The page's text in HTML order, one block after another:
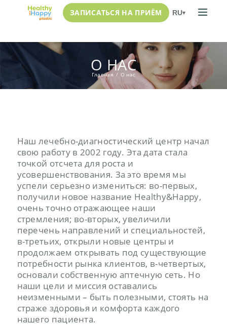
ЗАПИСАТЬСЯ НА ПРИЁМ RU▾
О НАС
Главная О нас
Наш лечебно-диагностический центр начал
свою работу в 2002 году. Эта дата стала
точкой отсчета для роста и
усовершенствования. За это время мы
успели серьезно измениться: во-первых,
получили новое название Healthy&Happy,
очень точно отражающее наши
стремления; во-вторых, увеличили
перечень направлений и специальностей,
в-третьих, открыли новые центры и
продолжаем открывать под существующие
потребности рынка клиентов, в-четвертых,
основали собственную аптечную сеть. Но
наши цели и миссия оставались
неизменными – быть полезными, стоять на
страже здоровья и комфорта каждого
нашего пациента.